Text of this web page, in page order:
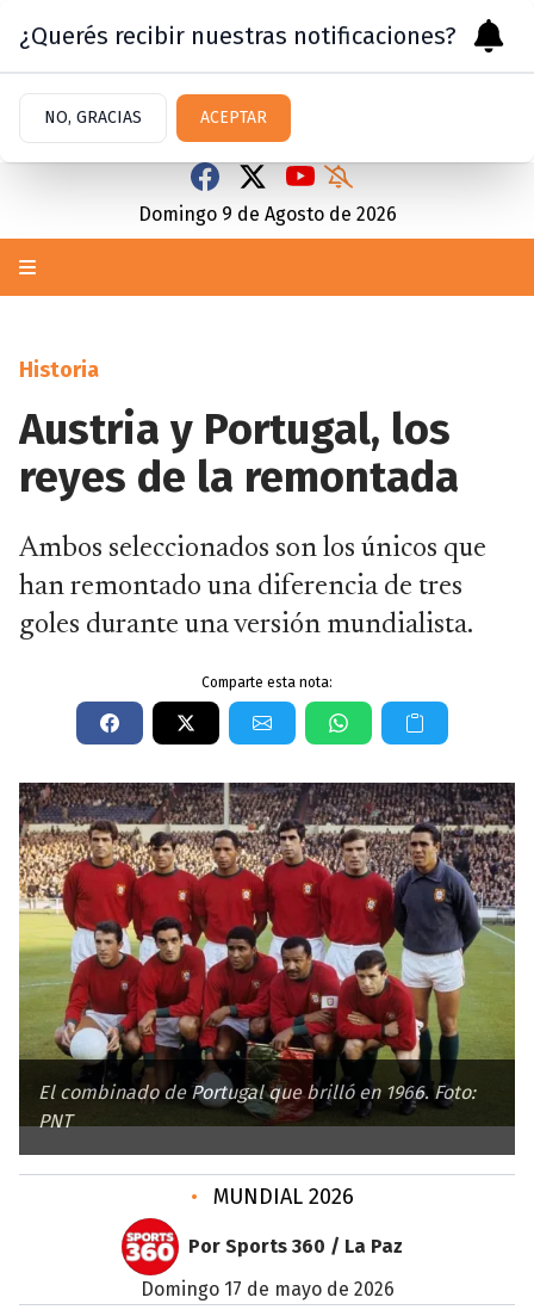
Domingo 9 de Agosto de 2026
Historia
Austria y Portugal, los
reyes de la remontada
Ambos seleccionados son los únicos que
han remontado una diferencia de tres
goles durante una versión mundialista.
Comparte esta nota:
El combinado de Portugal que brilló en 1966. Foto:
PNT
• MUNDIAL 2026
Por Sports 360 / La Paz
domingo 17 de mayo de 2026
¿Querés recibir nuestras notificaciones?
NO, GRACIAS ACEPTAR